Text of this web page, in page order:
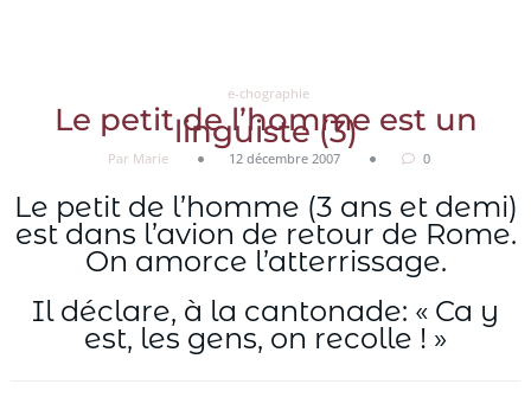
e-chographie
Le petit de l’homme est un
linguiste (3)
Par Marie 12 décembre 2007 0
Le petit de l’homme (3 ans et demi)
est dans l’avion de retour de Rome.
On amorce l’atterrissage.
Il déclare, à la cantonade: « Ca y
est, les gens, on recolle ! »